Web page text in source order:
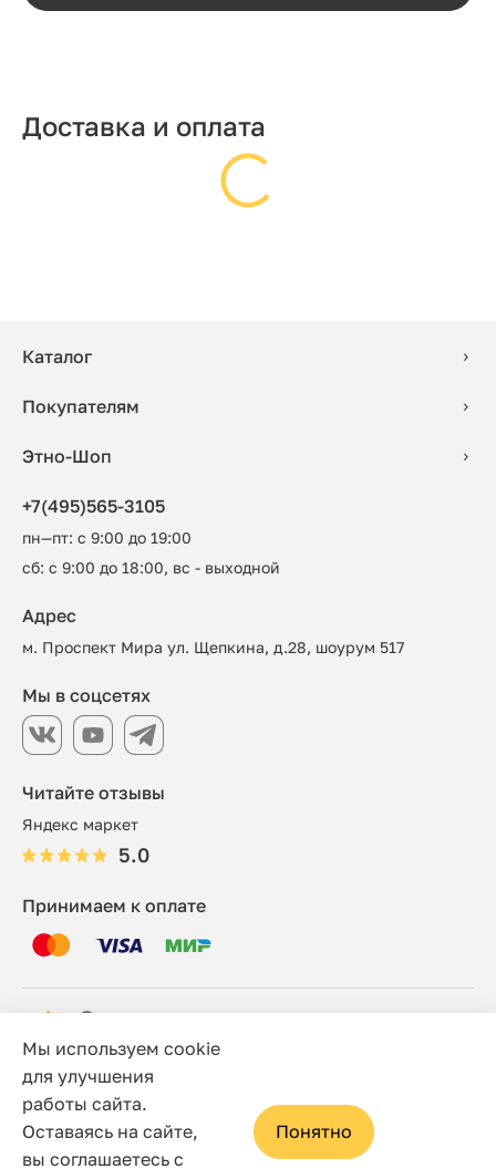
Доставка и оплата
Каталог
Покупателям
Этно-Шоп
+7(495)565-3105
пн—пт: с 9:00 до 19:00
сб: с 9:00 до 18:00, вс - выходной
Читайте отзывы
Яндекс маркет
5.0
Адрес
м. Проспект Мира ул. Щепкина, д.28, шоурум 517
Принимаем к оплате
Мы в соцсетях
© 2006 - 2026 Этно-шоп, Интернет-магазин
Политика конфиденциальности
Сайт носит исключительно информационный характер, и
Мы используем cookie
для улучшения
работы сайта.
Оставаясь на сайте,
вы соглашаетесь с
Понятно